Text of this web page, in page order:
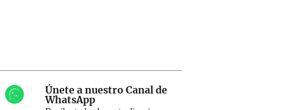
Únete a nuestro Canal de
WhatsApp